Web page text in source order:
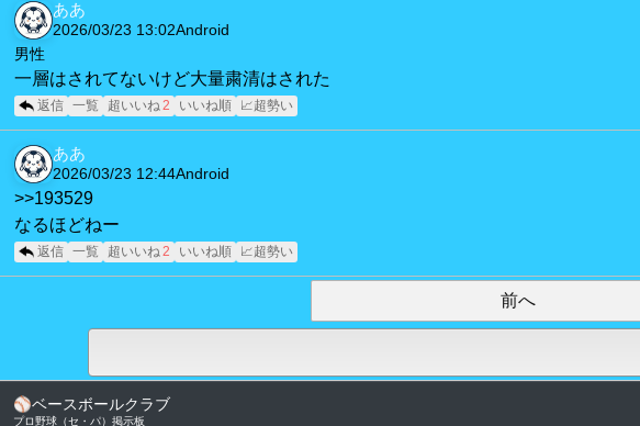
ああ
2026/03/23 13:02Android
男性
一層はされてないけど大量粛清はされた
返信 一覧 超いいね 2 いいね順 📈超勢い
ああ
2026/03/23 12:44Android
>>193529
なるほどねー
返信 一覧 超いいね 2 いいね順 📈超勢い
前へ
⚾ベースボールクラブ
プロ野球（セ・パ）掲示板